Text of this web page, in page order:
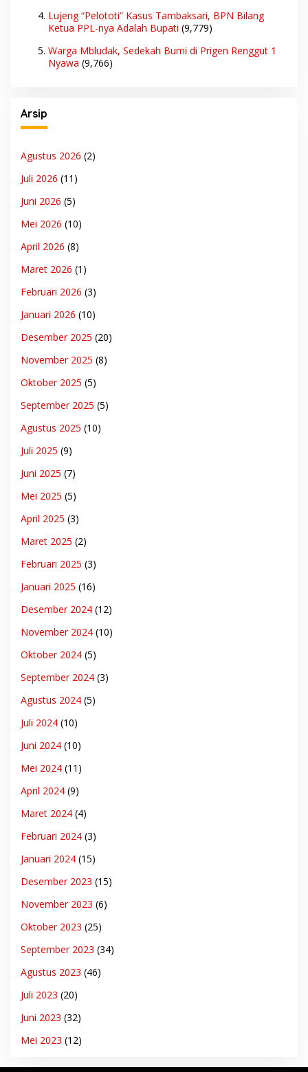
Lujeng “Pelototi” Kasus Tambaksari, BPN Bilang
Ketua PPL-nya Adalah Bupati (9,779)
Warga Mbludak, Sedekah Bumi di Prigen Renggut 1
Nyawa (9,766)
Arsip
Agustus 2026 (2)
Juli 2026 (11)
Juni 2026 (5)
Mei 2026 (10)
April 2026 (8)
Maret 2026 (1)
Februari 2026 (3)
Januari 2026 (10)
Desember 2025 (20)
November 2025 (8)
Oktober 2025 (5)
September 2025 (5)
Agustus 2025 (10)
Juli 2025 (9)
Juni 2025 (7)
Mei 2025 (5)
April 2025 (3)
Maret 2025 (2)
Februari 2025 (3)
Januari 2025 (16)
Desember 2024 (12)
November 2024 (10)
Oktober 2024 (5)
September 2024 (3)
Agustus 2024 (5)
Juli 2024 (10)
Juni 2024 (10)
Mei 2024 (11)
April 2024 (9)
Maret 2024 (4)
Februari 2024 (3)
Januari 2024 (15)
Desember 2023 (15)
November 2023 (6)
Oktober 2023 (25)
September 2023 (34)
Agustus 2023 (46)
Juli 2023 (20)
Juni 2023 (32)
Mei 2023 (12)